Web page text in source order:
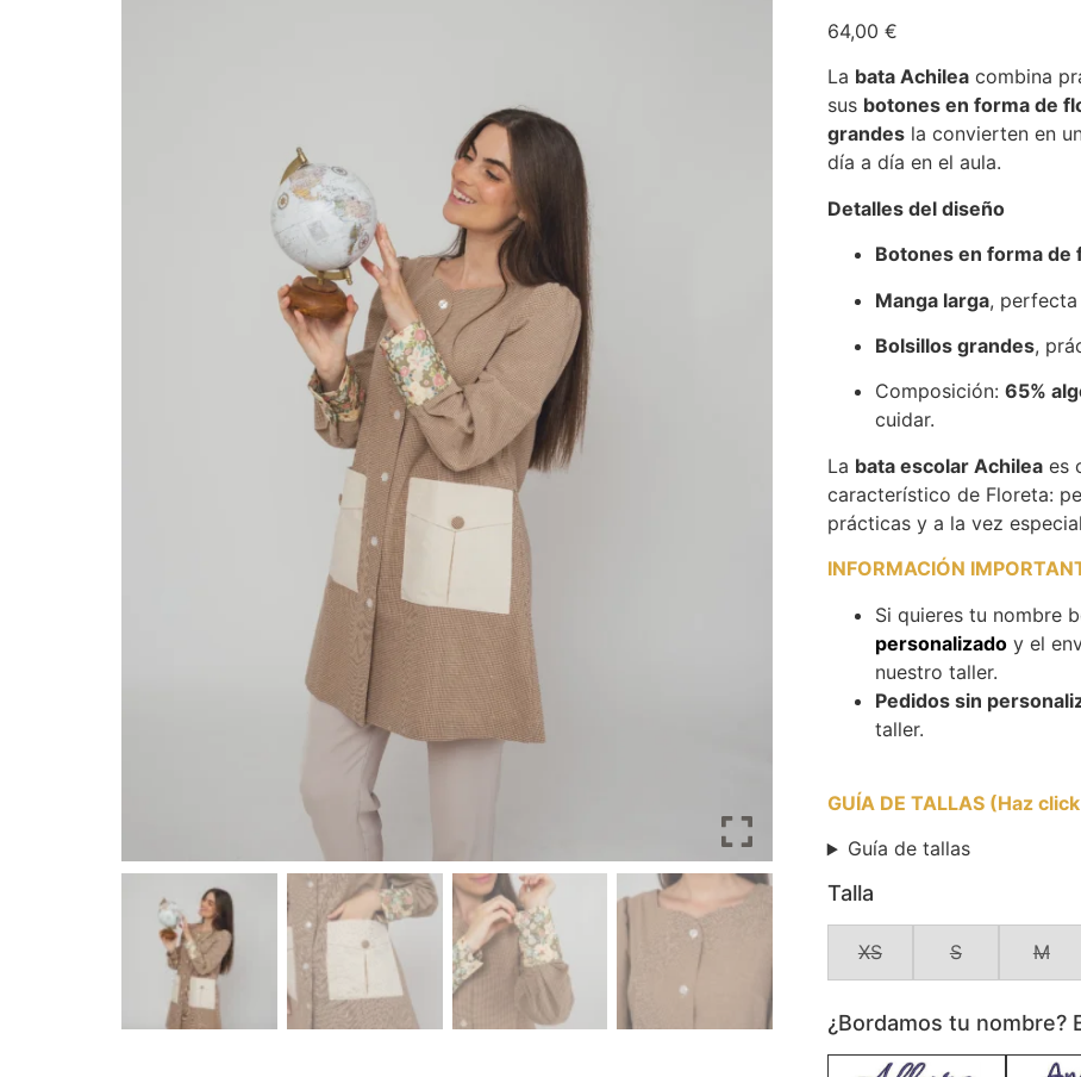
64,00 €
La bata Achileacombina
sus botones en forma de
grandesla convierten en
día a día en el aula.
Detalles del diseño
Botones en forma de
Manga larga,
Bolsillos grandes,
Composición: 65%
cuidar.
La bata escolar Achileaes
característico de Floreta:
prácticas y a la vez
INFORMACIÓN
Si quieres tu nombre
personalizadoy el
nuestro taller.
Pedidos sin
taller.
GUÍA DE TALLAS (Haz
Guía de tallas
Talla
XS S M
¿Bordamos tu nombre?